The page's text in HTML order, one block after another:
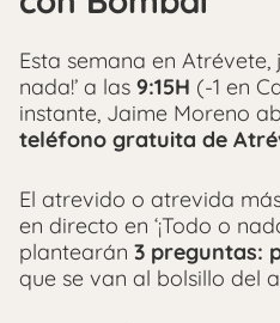
Esta semana en Atrévete,
nada!’ a las 9:15H (-1 en
instante, Jaime Moreno
teléfono gratuita de
El atrevido o atrevida
en directo en ‘¡Todo o
plantearán 3 preguntas:
que se van al bolsillo del